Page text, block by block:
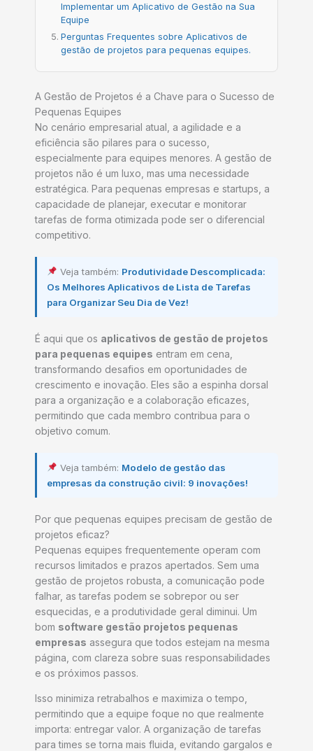
Implementar um Aplicativo de Gestão na Sua
Equipe
Perguntas Frequentes sobre Aplicativos de
gestão de projetos para pequenas equipes.
A Gestão de Projetos é a Chave para o Sucesso de
Pequenas Equipes
No cenário empresarial atual, a agilidade e a
eficiência são pilares para o sucesso,
especialmente para equipes menores. A gestão de
projetos não é um luxo, mas uma necessidade
estratégica. Para pequenas empresas e startups, a
capacidade de planejar, executar e monitorar
tarefas de forma otimizada pode ser o diferencial
competitivo.
Veja também: Produtividade Descomplicada:
Os Melhores Aplicativos de Lista de Tarefas
para Organizar Seu Dia de Vez!
É aqui que os aplicativos de gestão de projetos
para pequenas equipes entram em cena,
transformando desafios em oportunidades de
crescimento e inovação. Eles são a espinha dorsal
para a organização e a colaboração eficazes,
permitindo que cada membro contribua para o
objetivo comum.
Veja também: Modelo de gestão das
empresas da construção civil: 9 inovações!
Por que pequenas equipes precisam de gestão de
projetos eficaz?
Pequenas equipes frequentemente operam com
recursos limitados e prazos apertados. Sem uma
gestão de projetos robusta, a comunicação pode
falhar, as tarefas podem se sobrepor ou ser
esquecidas, e a produtividade geral diminui. Um
bom software gestão projetos pequenas
empresas assegura que todos estejam na mesma
página, com clareza sobre suas responsabilidades
e os próximos passos.
Isso minimiza retrabalhos e maximiza o tempo,
permitindo que a equipe foque no que realmente
importa: entregar valor. A organização de tarefas
para times se torna mais fluida, evitando gargalos e